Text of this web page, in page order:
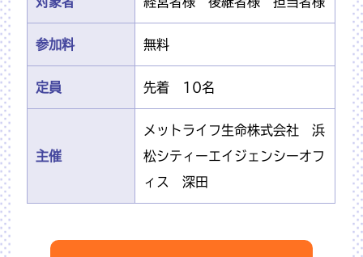
参加料 無料
定員 先着 10名
主催
メットライフ生命株式会社 浜
松シティーエイジェンシーオフ
ィス 深田